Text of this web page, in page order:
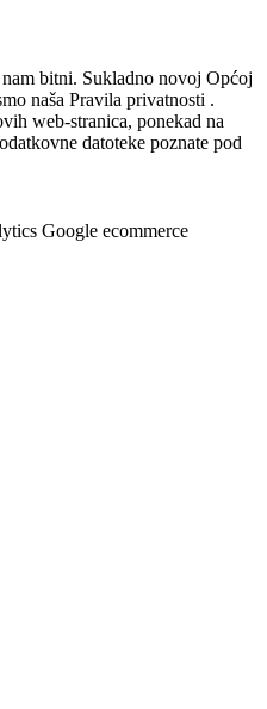
bitni. Sukladno novoj Općoj
naša Pravila privatnosti .
web-stranica, ponekad na
datoteke poznate pod
Google ecommerce